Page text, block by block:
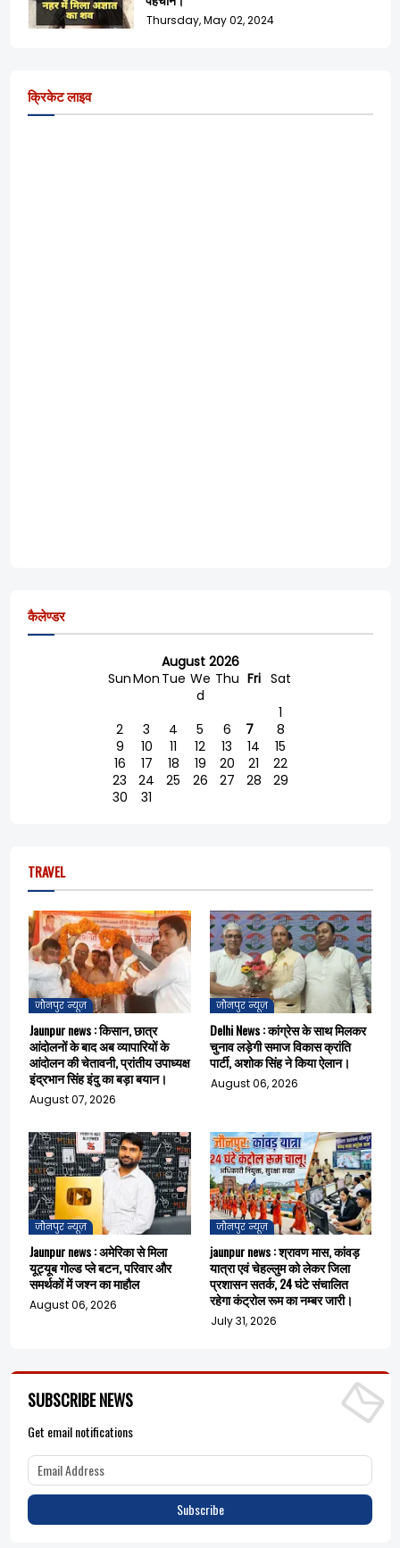
Thursday, May 02, 2024
क्रिकेट लाइव
कैलेण्डर
August 2026
SunMon Tue We
d
Thu Fri Sat
1
2
3 4 5 6 7
8
9
10 11 12 13 14
15
16
17 18 19 20 21
22
23
24 25 26 27 28
29
30
31
TRAVEL
जौनपुर न्यूज़
Jaunpur news : किसान, छात्र
आंदोलनों के बाद अब व्यापारियों के
आंदोलन की चेतावनी, प्रांतीय उपाध्यक्ष
इंद्रभान सिंह इंदु का बड़ा बयान।
August 07, 2026
जौनपुर न्यूज़
Delhi News : कांग्रेस के साथ मिलकर
चुनाव लड़ेगी समाज विकास क्रांति
पार्टी, अशोक सिंह ने किया ऐलान।
August 06, 2026
जौनपुर न्यूज़
Jaunpur news : अमेरिका से मिला
यूट्यूब गोल्ड प्ले बटन, परिवार और
समर्थकों में जश्न का माहौल
August 06, 2026
जौनपुर न्यूज़
jaunpur news : श्रावण मास, कांवड़
यात्रा एवं चेहल्लुम को लेकर जिला
प्रशासन सतर्क, 24 घंटे संचालित
रहेगा कंट्रोल रूम का नम्बर जारी।
July 31, 2026
SUBSCRIBE NEWS
Get email notifications